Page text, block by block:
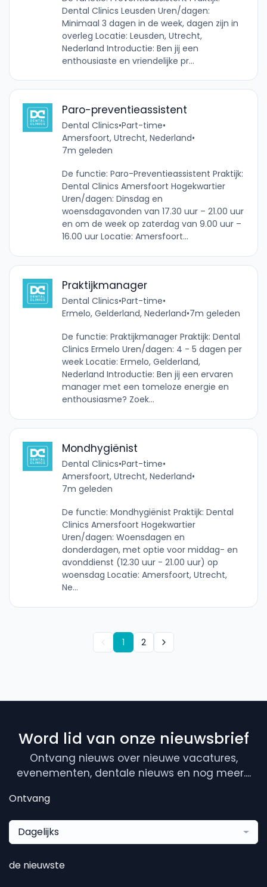
Dental Clinics Leusden Uren/dagen:
Minimaal 3 dagen in de week, dagen zijn in
overleg Locatie: Leusden, Utrecht,
Nederland Introductie: Ben jij een
enthousiaste en vriendelijke pr...
Paro-preventieassistent
Dental Clinics•Part-time•
Amersfoort, Utrecht, Nederland•
7m geleden
De functie: Paro-Preventieassistent Praktijk:
Dental Clinics Amersfoort Hogekwartier
Uren/dagen: Dinsdag en
woensdagavonden van 17.30 uur – 21.00 uur
en om de week op zaterdag van 9.00 uur –
16.00 uur Locatie: Amersfoort...
Praktijkmanager
Dental Clinics•Part-time•
Ermelo, Gelderland, Nederland•7m geleden
De functie: Praktijkmanager Praktijk: Dental
Clinics Ermelo Uren/dagen: 4 - 5 dagen per
week Locatie: Ermelo, Gelderland,
Nederland Introductie: Ben jij een ervaren
manager met een tomeloze energie en
enthousiasme? Zoek...
Mondhygiënist
Dental Clinics•Part-time•
Amersfoort, Utrecht, Nederland•
7m geleden
De functie: Mondhygiënist Praktijk: Dental
Clinics Amersfoort Hogekwartier
Uren/dagen: Woensdagen en
donderdagen, met optie voor middag- en
avonddienst (12.30 uur - 21.00 uur) op
woensdag Locatie: Amersfoort, Utrecht,
Ne...
1 2
Word lid van onze nieuwsbrief
Ontvang nieuws over nieuwe vacatures,
evenementen, dentale nieuws en nog meer....
Ontvang
Dagelijks
de nieuwste